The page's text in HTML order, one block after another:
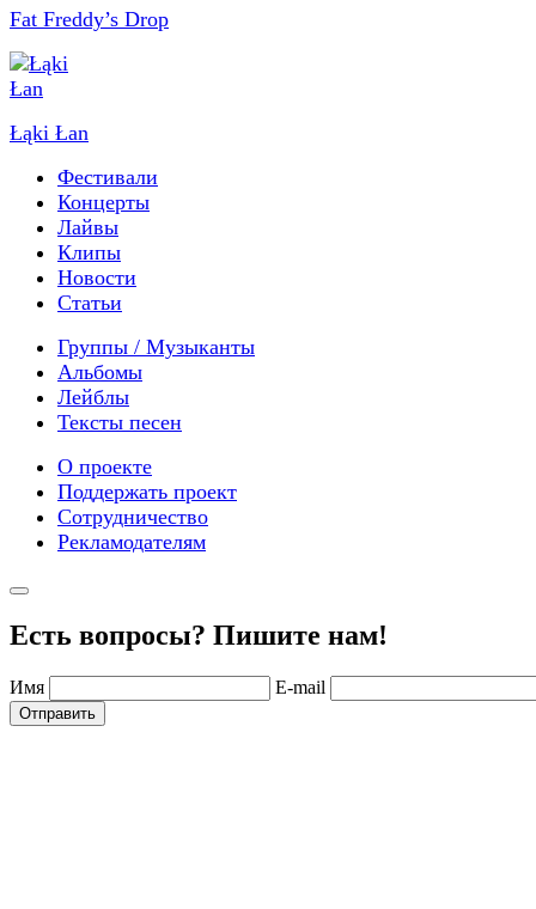
Fat Freddy’s Drop
Łąki Łan
Фестивали
Концерты
Лайвы
Клипы
Новости
Статьи
Группы / Музыканты
Альбомы
Лейблы
Тексты песен
О проекте
Поддержать проект
Сотрудничество
Рекламодателям
Есть вопросы? Пишите нам!
Имя E-mail